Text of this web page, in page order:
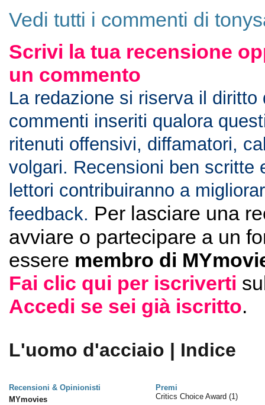
Vedi tutti i commenti di
Scrivi la tua recensione
un commento
La redazione si riserva il diritto
commenti inseriti qualora
ritenuti offensivi, diffamatori,
volgari. Recensioni ben scritte
lettori contribuiranno a
feedback. Per lasciare una
avviare o partecipare a un
essere membro di
Fai clic qui per iscriverti
Accedi se sei già iscritto.
L'uomo d'acciaio | Indice
Recensioni & Opinionisti
Premi
MYmovies
Critics Choice Award (1)